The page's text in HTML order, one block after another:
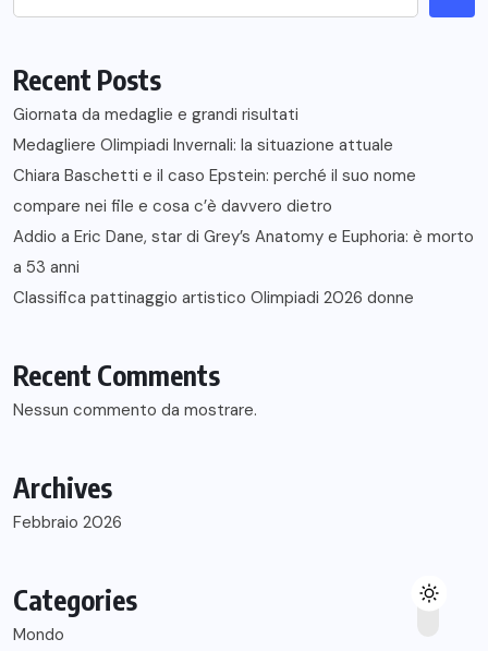
Recent Posts
Giornata da medaglie e grandi risultati
Medagliere Olimpiadi Invernali: la situazione attuale
Chiara Baschetti e il caso Epstein: perché il suo nome
compare nei file e cosa c’è davvero dietro
Addio a Eric Dane, star di Grey’s Anatomy e Euphoria: è morto
a 53 anni
Classifica pattinaggio artistico Olimpiadi 2026 donne
Recent Comments
Nessun commento da mostrare.
Archives
Febbraio 2026
Categories
Mondo